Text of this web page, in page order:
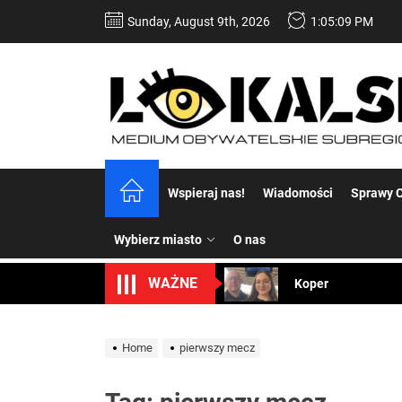
Sunday, August 9th, 2026 1:05:09 PM
Wspieraj nas! Wiadomości Sprawy
Wybierz miasto O nas
WAŻNE
Koper
Uwaga Dębieńsko
Home pierwszy mecz